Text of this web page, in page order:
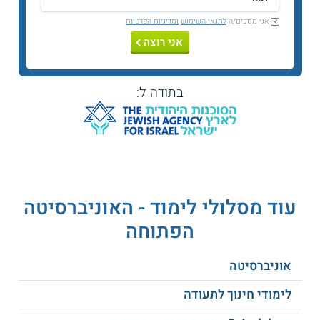
בנוחות בין עבודה ללימודים.
ניהול טכנולוגי
סוציולוגיה של התרבות
שיטות מחקר איכותניות
מגמות בחברה
הישראלית
דיני עבודה
ניהול השיווק
חשיבה חברתית
התנהגות צרכנים
כדי להתקבל למסלול זה אין צורך להציג ציון בפסיכומטרי או
תעודת בגרות מלאה. באופן זה, יכולים ללמוד בו גם חיילים
משרתים ומשוחררים, תלמידים בתיכון ואנשים עובדים ובעלי
משפחה.
אני מסכים/הלתנאי השימוש ומדיניות הפרטיות
אני רוצה
בתודה ל:
עוד מסלולי לימוד - האוניברסיטה
הפתוחה
אוניברסיטה
לימודי חינוך לתעודה